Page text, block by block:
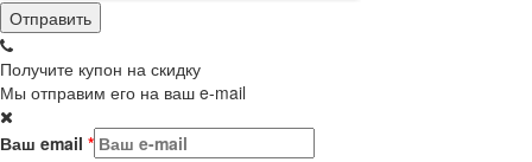
Получите купон на скидку
Мы отправим его на ваш e-mail
Ваш email *